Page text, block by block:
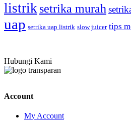
listriksetrika murah
uap setrika uap listrik slow juicer tips
Hubungi Kami
Account
My Account